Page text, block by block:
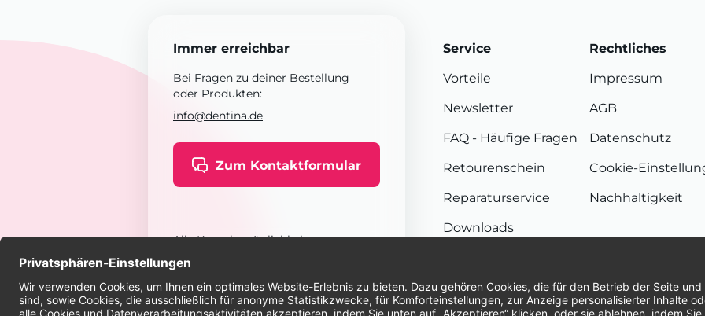
Immer erreichbar
Bei Fragen zu deiner Bestellung
oder Produkten:
info@dentina.de
Zum Kontaktformular
Alle Kontaktmöglichkeiten
Service
Vorteile
Newsletter
FAQ - Häufige Fragen
Retourenschein
Reparaturservice
Downloads
Rechtliches
Impressum
AGB
Datenschutz
Cookie-
Nachhaltigkeit